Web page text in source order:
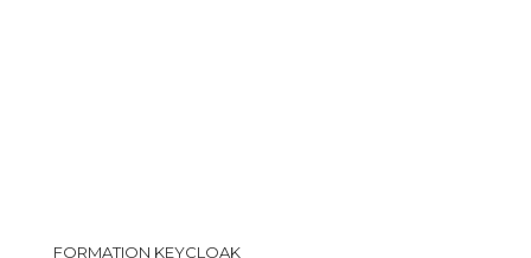
FORMATION KEYCLOAK